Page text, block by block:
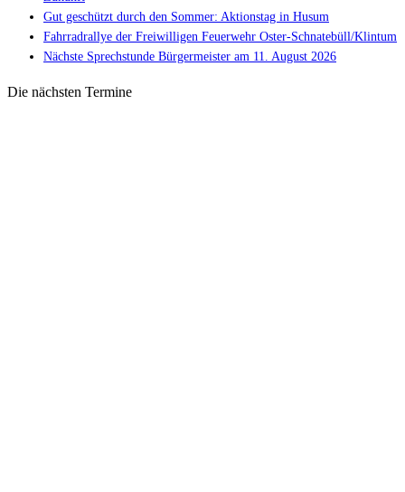
Gut geschützt durch den Sommer: Aktionstag in Husum
Fahrradrallye der Freiwilligen Feuerwehr Oster-Schnatebüll/Klintum
Nächste Sprechstunde Bürgermeister am 11. August 2026
Die nächsten Termine